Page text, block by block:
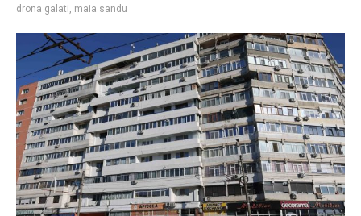
drona galati, maia sandu